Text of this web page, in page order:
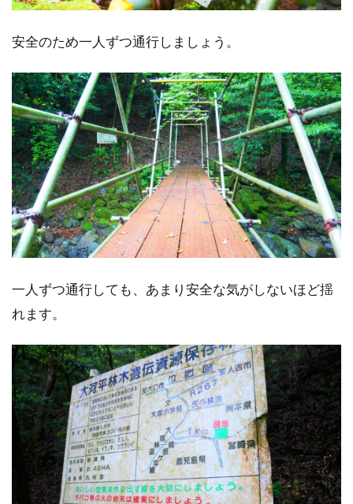
安全のため一人ずつ通行しましょう。
一人ずつ通行しても、あまり安全な気がしないほど揺
れます。